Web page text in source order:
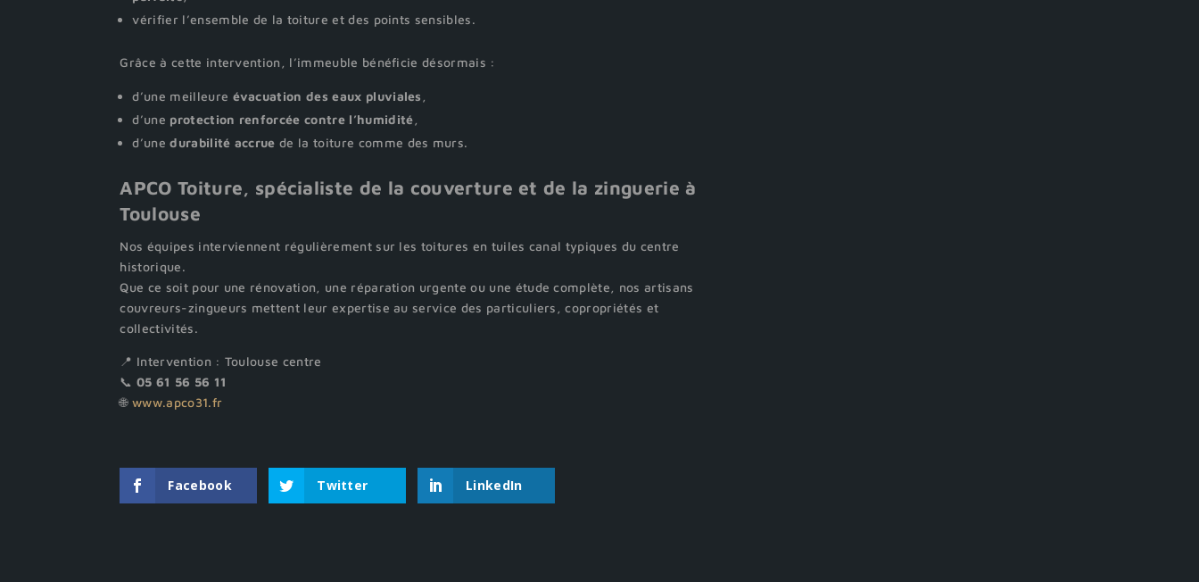
vérifier l’ensemble de la toiture et des points sensibles.
Grâce à cette intervention, l’immeuble bénéficie désormais :
d’une meilleure évacuation des eaux pluviales
d’une protection renforcée contre l’humidité
d’unedurabilité accrue de la toiture comme des murs.
APCO Toiture, spécialiste de la couverture et de la zinguerie à
Toulouse
Nos équipes interviennent régulièrement sur les toitures en tuiles canal typiques du centre
historique.
Que ce soit pour une rénovation, une réparation urgente ou une étude complète, nos artisans
couvreurs-zingueurs mettent leur expertise au service des particuliers, copropriétés et
collectivités.
📍 Intervention : Toulouse centre
📞05 61 56 56 11
🌐www.apco31.fr
Facebook Twitter LinkedIn